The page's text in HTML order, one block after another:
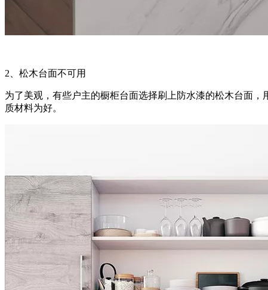
2、松木台面不可用
为了美观，有些户主的橱柜台面选择刷上防水漆的松木台面
质材料为好。